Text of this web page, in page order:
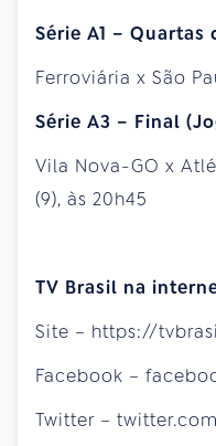
Série A1 –
Ferroviária x São
Série A3 – Final
Vila Nova-GO x
(9), às 20h45
TV Brasil na
Site – https://
Facebook –
Twitter –